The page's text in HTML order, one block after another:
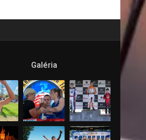
Galéria